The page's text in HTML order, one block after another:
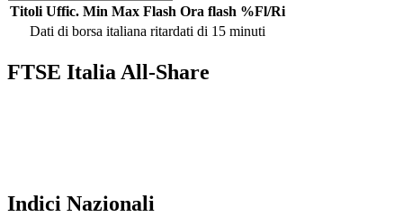
Titoli Uffic. Min Max Flash Ora flash %Fl/Ri
Dati di borsa italiana ritardati di 15 minuti
FTSE Italia All-Share
Indici Nazionali